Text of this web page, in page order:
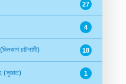
27
4
চাটগামী) 18
(সুজাত) 1